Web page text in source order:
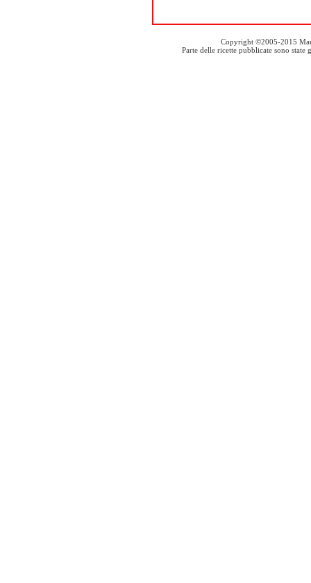
Copyright ©2005-2015
Parte delle ricette pubblicate sono state